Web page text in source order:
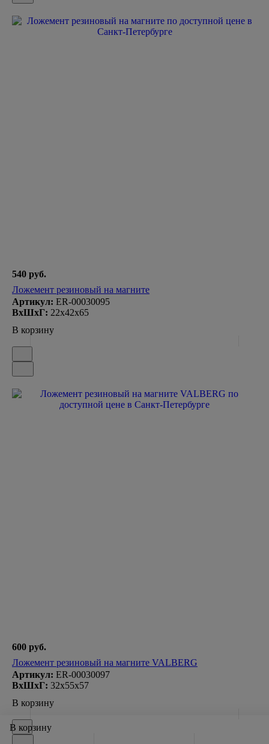
В корзину
540 руб.
Ложемент резиновый на магните
Артикул: ER-00030095
ВxШxГ: 22x42x65
В корзину
600 руб.
Ложемент резиновый на магните VALBERG
Артикул: ER-00030097
ВxШxГ: 32x55x57
В корзину